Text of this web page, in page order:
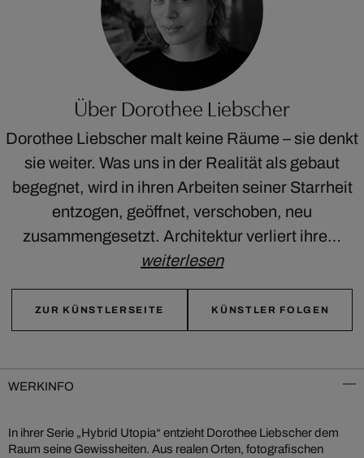
Über Dorothee Liebscher
Dorothee Liebscher malt keine Räume – sie denkt
sie weiter. Was uns in der Realität als gebaut
begegnet, wird in ihren Arbeiten seiner Starrheit
entzogen, geöffnet, verschoben, neu
zusammengesetzt. Architektur verliert ihre…
weiterlesen
ZUR KÜNSTLERSEITE KÜNSTLER FOLGEN
WERKINFO
In ihrer Serie „Hybrid Utopia“ entzieht Dorothee Liebscher dem
Raum seine Gewissheiten. Aus realen Orten, fotografischen